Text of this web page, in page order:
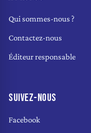
Qui sommes-nous ?
Contactez-nous
Éditeur responsable
SUIVEZ-NOUS
Facebook